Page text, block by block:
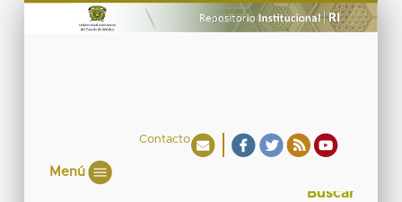
Contacto
Menú
Buscar